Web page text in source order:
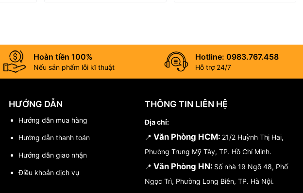
Hoàn tiền 100%
Nếu sản phẩm lỗi kĩ thuật
Hotline: 0983.767.458
Hỗ trợ 24/7
HƯỚNG DẪN
Hướng dẫn mua hàng
Hướng dẫn thanh toán
Hướng dẫn giao nhận
Điều khoản dịch vụ
THÔNG TIN LIÊN HỆ
Địa chỉ:
📍 Văn Phòng HCM: 21/2 Huỳnh Thị Hai,
Phường Trung Mỹ Tây, TP. Hồ Chí Minh.
📍 Văn Phòng HN: Số nhà 19 Ngõ 48, Phố
Ngọc Trì, Phường Long Biên, TP. Hà Nội.